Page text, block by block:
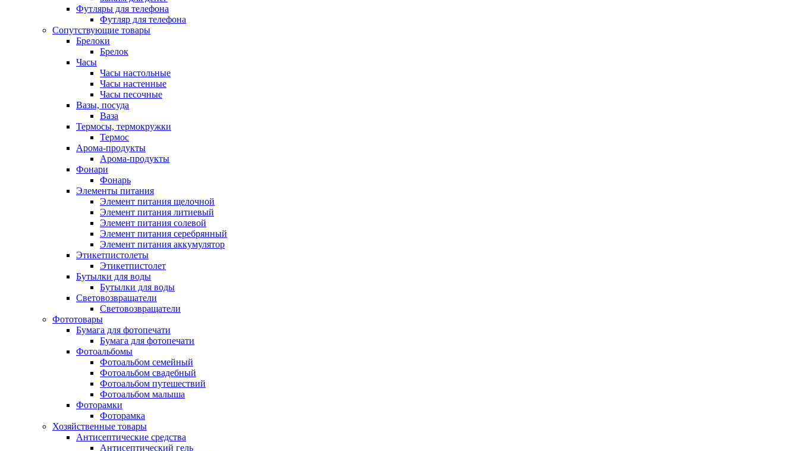
Футляры для телефона
Футляр для телефона
Сопутствующие товары
Брелоки
Брелок
Часы
Часы настольные
Часы настенные
Часы песочные
Вазы, посуда
Ваза
Термосы, термокружки
Термос
Арома-продукты
Арома-продукты
Фонари
Фонарь
Элементы питания
Элемент питания щелочной
Элемент питания литиевый
Элемент питания солевой
Элемент питания серебрянный
Элемент питания аккумулятор
Этикетпистолеты
Этикетпистолет
Бутылки для воды
Бутылки для воды
Световозвращатели
Световозвращатели
Фототовары
Бумага для фотопечати
Бумага для фотопечати
Фотоальбомы
Фотоальбом семейный
Фотоальбом свадебный
Фотоальбом путешествий
Фотоальбом малыша
Фоторамки
Фоторамка
Хозяйственные товары
Антисептические средства
Антисептический гель